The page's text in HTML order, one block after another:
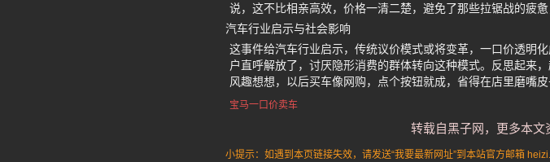
说，这不比相亲高效，价格一清二楚，避免了那些拉锯战的疲惫
汽车行业启示与社会影响
这事件给汽车行业启示，传统议价模式或将变革，一口价透明
户直呼解放了，讨厌隐形消费的群体转向这种模式。反思起来
风趣想想，以后买车像网购，点个按钮就成，省得在店里磨嘴皮
宝马一口价卖车
转载自黑子网，更多本
小提示：如遇到本页链接失效，请发送“我要最新网址”到本站官方邮箱